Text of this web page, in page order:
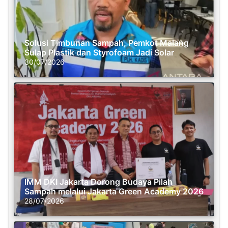
Solusi Timbunan Sampah, Pemkot Malang
Sulap Plastik dan Styrofoam Jadi Solar
30/07/2026
IMM DKI Jakarta Dorong Budaya Pilah
Sampah melalui Jakarta Green Academy 2026
28/07/2026